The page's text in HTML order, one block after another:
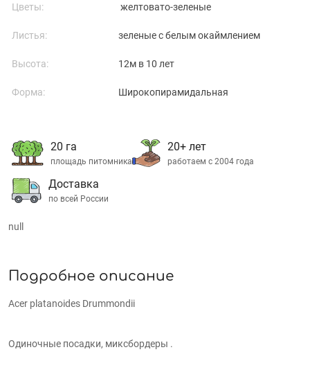
Цветы: желтовато-зеленые
Листья: зеленые с белым окаймлением
Высота: 12м в 10 лет
Форма: Широкопирамидальная
20 га
площадь питомника
20+ лет
работаем с 2004 года
Доставка
по всей России
null
Подробное описание
Acer platanoides Drummondii
Одиночные посадки, миксбордеры .